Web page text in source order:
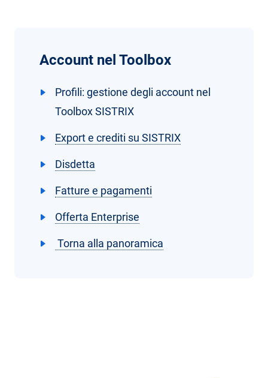
Account nel Toolbox
Profili: gestione degli account nel
Toolbox SISTRIX
Export e crediti su SISTRIX
Disdetta
Fatture e pagamenti
Offerta Enterprise
Torna alla panoramica